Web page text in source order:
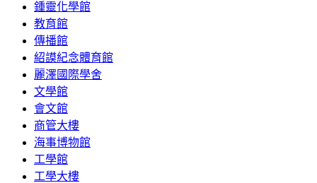
鍾靈化學館
教育館
傳播館
紹謨紀念體育館
麗澤國際學舍
文學館
會文館
商管大樓
海事博物館
工學館
工學大樓